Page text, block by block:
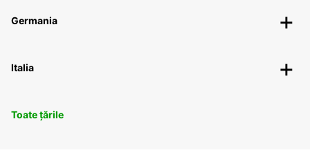
Germania
Italia
Toate țările